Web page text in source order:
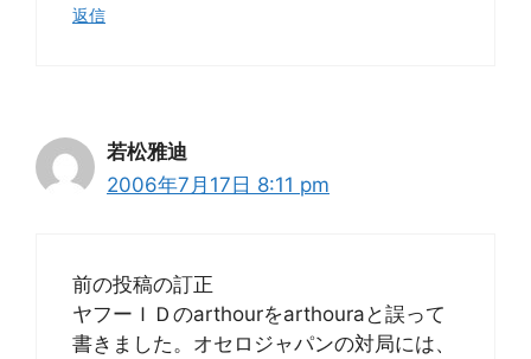
返信
若松雅迪
2006年7月17日 8:11 pm
前の投稿の訂正
ヤフーＩＤのarthourをarthouraと誤って
書きました。オセロジャパンの対局には、